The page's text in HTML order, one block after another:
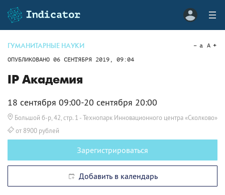
ГУМАНИТАРНЫЕ НАУКИ
ОПУБЛИКОВАНО 06 СЕНТЯБРЯ 2019, 09:04
a A
IP Академия
18 сентября 09:00-20 сентября 20:00
Большой б-р, 42, стр. 1 - Технопарк Инновационного центра «Сколково»
от 8900 рублей
Зарегистрироваться
Добавить в календарь